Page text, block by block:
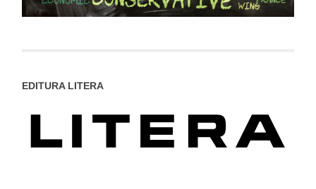
EDITURA LITERA